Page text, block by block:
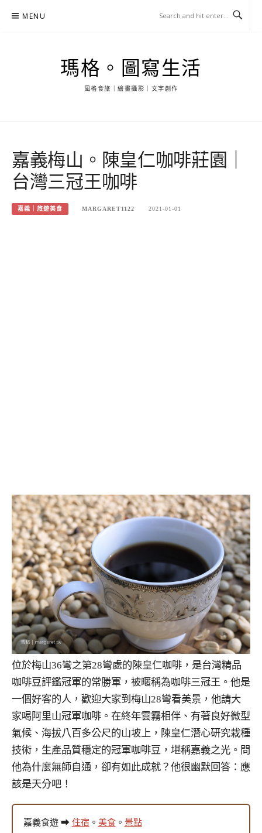
MENU
瑪格。圖寫生活
風格食旅｜繪畫攝影｜文字創作
嘉義梅山。陳皇仁咖啡莊園｜
台灣三冠王咖啡
嘉義｜旅遊美食 MARGARET1122 2021-01-01
位於梅山36彎之第28彎處的陳皇仁咖啡，是台灣精品
咖啡豆評鑑冠軍的常勝軍，被暱稱為咖啡三冠王。他是
一個好客的人，歡迎大家到梅山28彎看美景，他請大
家喝阿里山冠軍咖啡。在終年雲霧相伴、有著良好微型
氣候、海拔八百多公尺的山坡上，陳皇仁潛心研究栽種
技術，生產品質穩定的冠軍咖啡豆，堪稱嘉義之光。問
他為什麼無師自通，卻有如此成就？他很幽默回答：應
該是天分吧！
嘉義食遊 ➡ 住宿 。 美食。 景點